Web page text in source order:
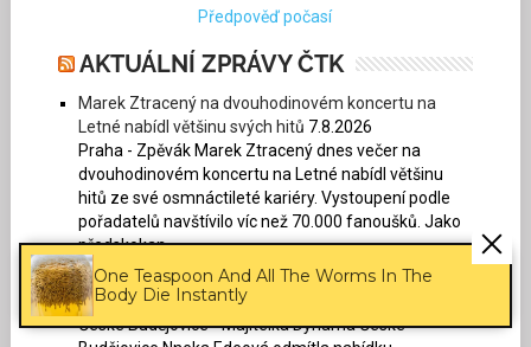
One Teaspoon And All The Worms In The
Body Die Instantly
Předpověď počasí
AKTUÁLNÍ ZPRÁVY ČTK
Marek Ztracený na dvouhodinovém koncertu na
Letné nabídl většinu svých hitů 7.8.2026
Praha - Zpěvák Marek Ztracený dnes večer na
dvouhodinovém koncertu na Letné nabídl většinu
hitů ze své osmnáctileté kariéry. Vystoupení podle
pořadatelů navštívilo víc než 70.000 fanoušků. Jako
předskokan...
Majitelka fotbalového Dynama odmítla nabídku
Jihočeského kraje na odkup klubu
České Budějovice - Majitelka Dynama České